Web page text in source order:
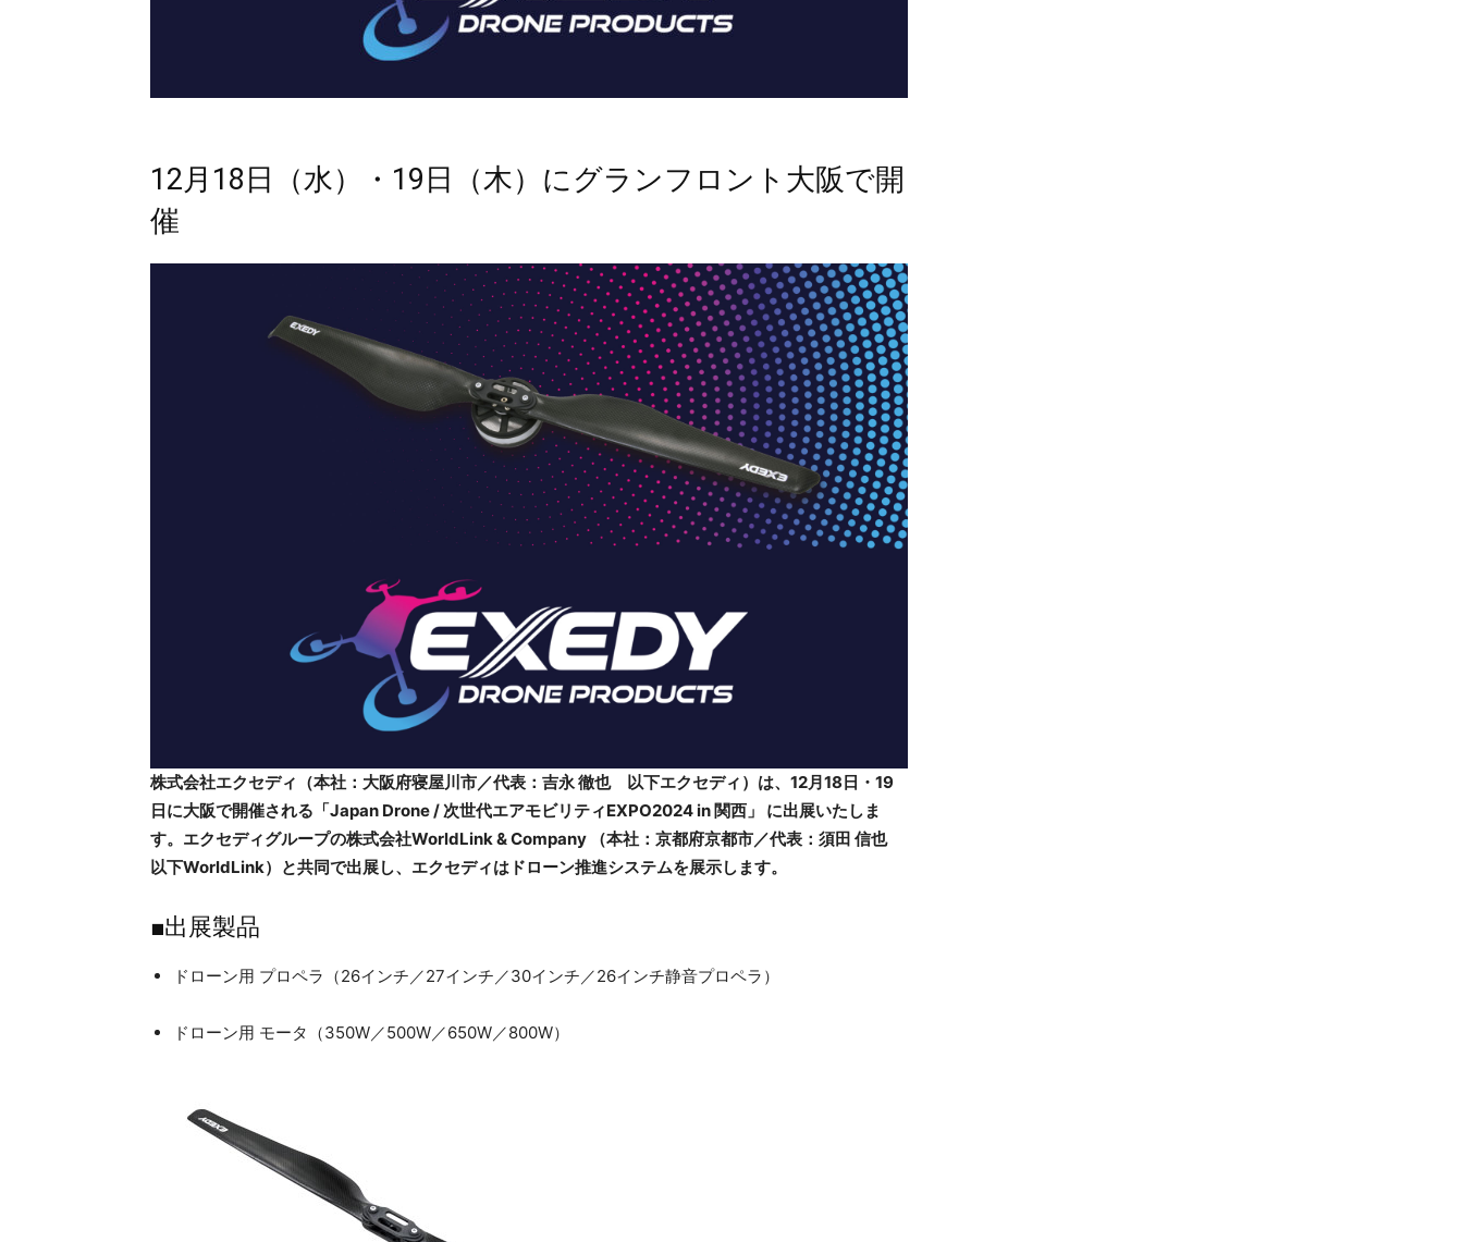
12月18日（水）・19日（木）にグランフロント大阪で開
催
株式会社エクセディ（本社：大阪府寝屋川市／代表：吉永 徹也 以下エクセディ）は、12月18日・19
日に大阪で開催される「Japan Drone / 次世代エアモビリティEXPO2024 in 関西」 に出展いたしま
す。エクセディグループの株式会社WorldLink & Company （本社：京都府京都市／代表：須田 信也
以下WorldLink）と共同で出展し、エクセディはドローン推進システムを展示します。
■出展製品
ドローン用 プロペラ（26インチ／27インチ／30インチ／26インチ静音プロペラ）
ドローン用 モータ（350W／500W／650W／800W）